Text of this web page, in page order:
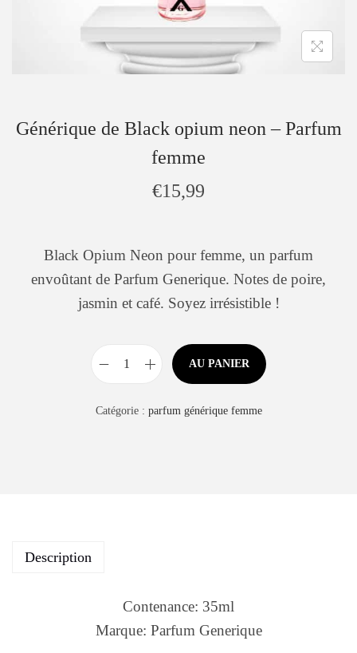
Générique de Black opium neon – Parfum
femme
€15,99
Black Opium Neon pour femme, un parfum
envoûtant de Parfum Generique. Notes de poire,
jasmin et café. Soyez irrésistible !
AU PANIER
Catégorie : parfum générique femme
Description
Contenance: 35ml
Marque: Parfum Generique